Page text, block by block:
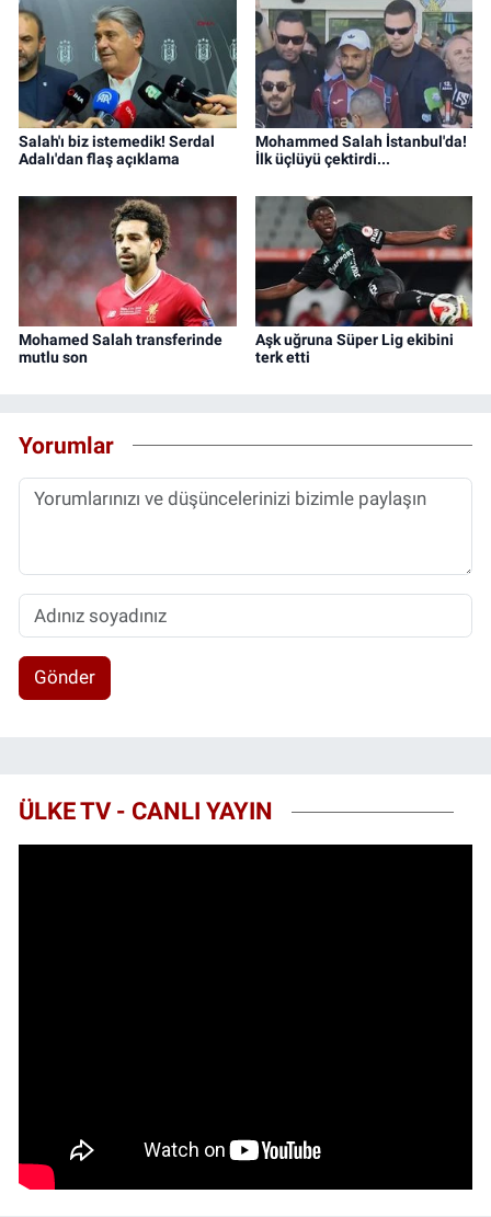
Salah'ı biz istemedik! Serdal
Adalı'dan flaş açıklama
Mohammed Salah İstanbul'da!
İlk üçlüyü çektirdi...
Mohamed Salah transferinde
mutlu son
Aşk uğruna Süper Lig ekibini
terk etti
Yorumlar
Gönder
ÜLKE TV - CANLI YAYIN